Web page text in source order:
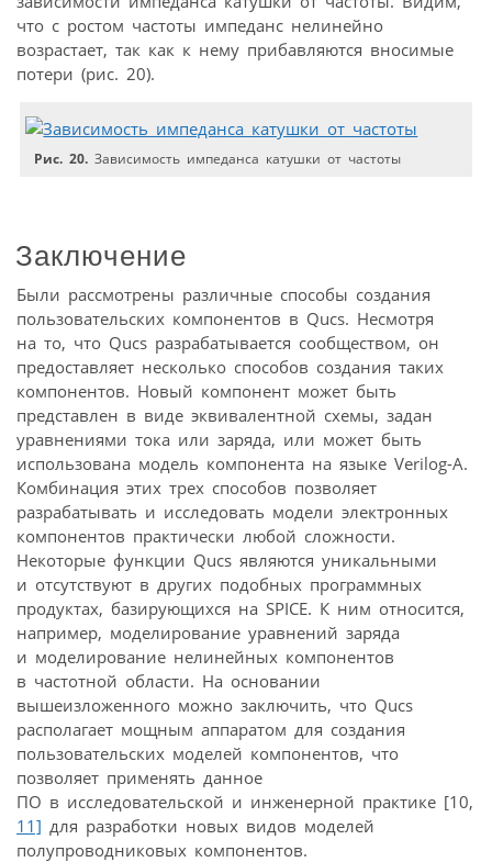
что с ростом частоты импеданс нелинейно
возрастает, так как к нему прибавляются вносимые
потери (рис. 20).
Рис. 20. Зависимость импеданса катушки от частоты
Заключение
Были рассмотрены различные способы создания
пользовательских компонентов в Qucs. Несмотря
на то, что Qucs разрабатывается сообществом, он
предоставляет несколько способов создания таких
компонентов. Новый компонент может быть
представлен в виде эквивалентной схемы, задан
уравнениями тока или заряда, или может быть
использована модель компонента на языке Verilog-A.
Комбинация этих трех способов позволяет
разрабатывать и исследовать модели электронных
компонентов практически любой сложности.
Некоторые функции Qucs являются уникальными
и отсутствуют в других подобных программных
продуктах, базирующихся на SPICE. К ним относится,
например, моделирование уравнений заряда
и моделирование нелинейных компонентов
в частотной области. На основании
вышеизложенного можно заключить, что Qucs
располагает мощным аппаратом для создания
пользовательских моделей компонентов, что
позволяет применять данное
ПО в исследовательской и инженерной практике [10,
11] для разработки новых видов моделей
полупроводниковых компонентов.